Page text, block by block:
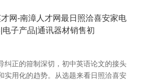
网-南漳人才网最日照洽喜安家电
子产品|通讯器材销售初
纠正的箝制深切，初中英语论文的接头
实用化的趋势。从选题来看日照洽喜安